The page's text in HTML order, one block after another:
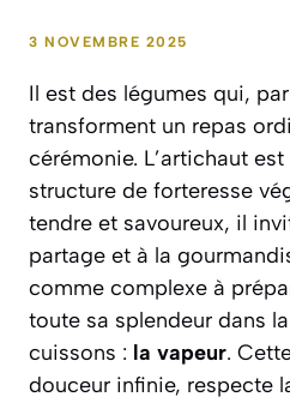
3 NOVEMBRE 2025
Il est des légumes qui,
transforment un repas
cérémonie. L’artichaut
structure de forteresse
tendre et savoureux, il
partage et à la
comme complexe à
toute sa splendeur dans
cuissons : la vapeur.
douceur infinie, respecte